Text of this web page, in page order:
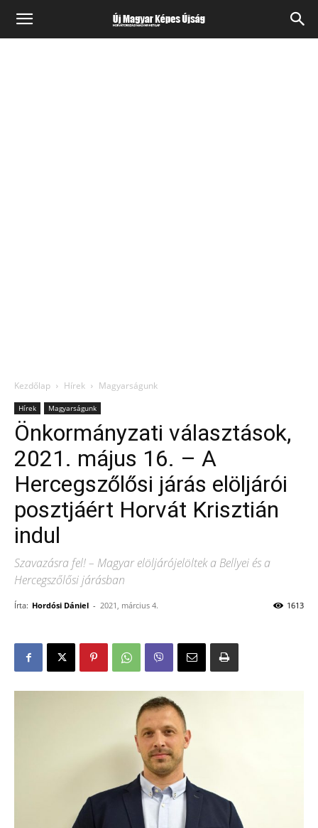
Kezdőlap Hírek Magyarságunk
Hírek Magyarságunk
Önkormányzati választások,
2021. május 16. – A
Hercegszőlősi járás elöljárói
posztjáért Horvát Krisztián
indul
Szavazásra fel! – Magyar elöljárójelöltek a Bellyei és a
Hercegszőlősi járásban
Írta: Hordósi Dániel - 2021, március 4. 1613